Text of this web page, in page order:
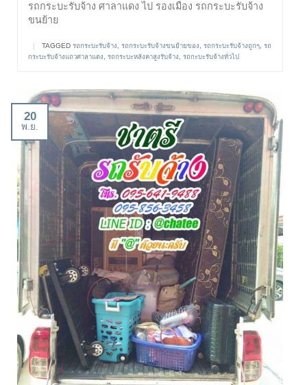
รถกระบะรับจ้าง ศาลาแดง ไป รองเมือง รถกระบะรับจ้าง
ขนย้าย
TAGGED รถกระบะรับจ้าง, รถกระบะรับจ้างขนย้ายของ, รถกระบะรับจ้างถูกๆ, รถ
กระบะรับจ้างแถวศาลาแดง, รถกระบะหลังคาสูงรับจ้าง, รถกะบะรับจ้างทั่วไป
20
พ.ย.